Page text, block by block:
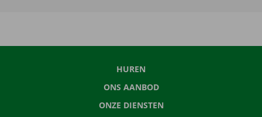
HUREN
ONS AANBOD
ONZE DIENSTEN